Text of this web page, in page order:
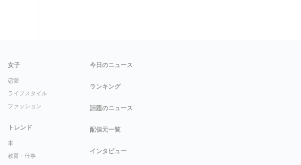
女子
恋愛
ライフスタイル
ファッション
トレンド
本
教育・仕事
今日のニュース
ランキング
話題のニュース
配信元一覧
インタビュー